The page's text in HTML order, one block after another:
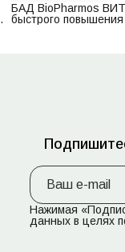
БАД BioPharmos
быстрого
Нажимая
данных в целях